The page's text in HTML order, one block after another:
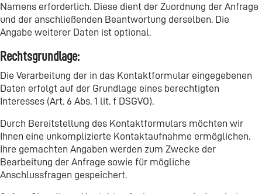
Namens erforderlich. Diese dient der Zuordnung der Anfrage
und der anschließenden Beantwortung derselben. Die
Angabe weiterer Daten ist optional.
Rechtsgrundlage:
Die Verarbeitung der in das Kontaktformular eingegebenen
Daten erfolgt auf der Grundlage eines berechtigten
Interesses (Art. 6 Abs. 1 lit. f DSGVO).
Durch Bereitstellung des Kontaktformulars möchten wir
Ihnen eine unkomplizierte Kontaktaufnahme ermöglichen.
Ihre gemachten Angaben werden zum Zwecke der
Bearbeitung der Anfrage sowie für mögliche
Anschlussfragen gespeichert.